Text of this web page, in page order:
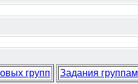
групп Задания группам